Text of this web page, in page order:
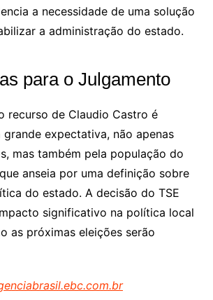
a necessidade de uma solução
a administração do estado.
para o Julgamento
recurso de Claudio Castro é
expectativa, não apenas
mas também pela população do
anseia por uma definição sobre
do estado. A decisão do TSE
significativo na política local
as próximas eleições serão